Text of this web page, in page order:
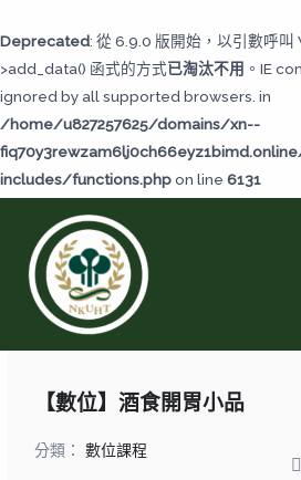
Deprecated: 從 6.9.0 版開始，以引數呼
>add_data() 函式的方式已淘汰不用 。IE
ignored by all supported browsers. in
/home/u827257625/domains/xn--
includes/functions.phpon line 6131
至
主
要
內
容
【數位】酒食開胃小品
分類：數位課程